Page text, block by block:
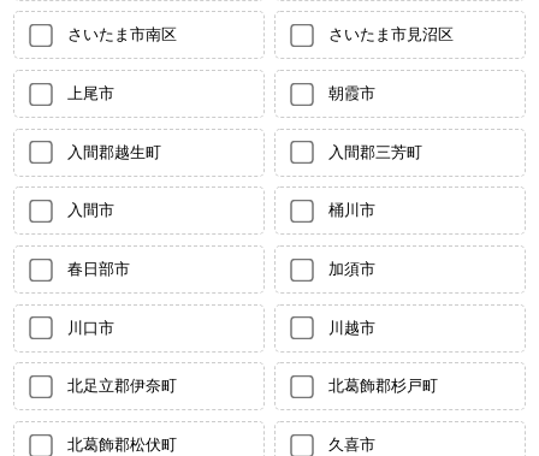
さいたま市南区 さいたま市見沼区
上尾市 朝霞市
入間郡越生町 入間郡三芳町
入間市 桶川市
春日部市 加須市
川口市 川越市
北足立郡伊奈町 北葛飾郡杉戸町
北葛飾郡松伏町 久喜市